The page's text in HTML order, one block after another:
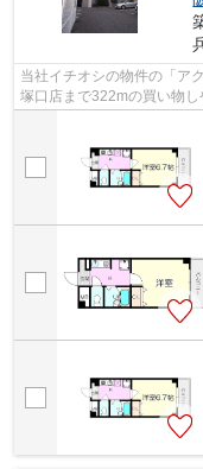
当社イチオシの物件の「ア
塚口店まで322mの買い物